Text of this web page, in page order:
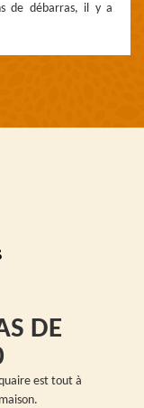
de débarras, il y a
DE
est tout à